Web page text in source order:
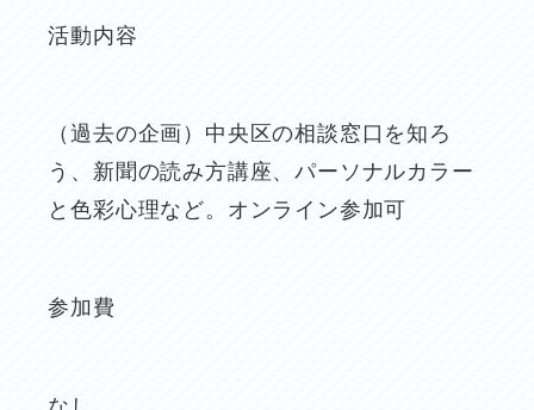
活動内容
（過去の企画）中央区の相談窓口を知ろ
う、新聞の読み方講座、パーソナルカラー
と色彩心理など。オンライン参加可
参加費
なし